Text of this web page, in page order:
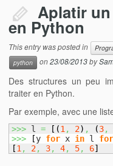
Aplatir
en Python
This entry was posted in
python
on23/08/2013by
Des structures un peu
traiter en Python.
Par exemple, avec une
>>> l = [ (1 , 2) , (3,
>>>
[y for x in l for
[1 , 2, 3, 4, 5, 6]